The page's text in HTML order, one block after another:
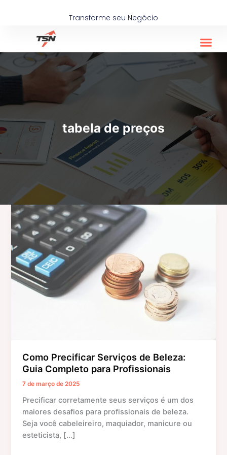
Transforme seu Negócio
tabela de preços
Como Precificar Serviços de Beleza:
Guia Completo para Profissionais
7 de março de 2025
Precificar corretamente seus serviços é um dos
maiores desafios para profissionais de beleza.
Seja você cabeleireiro, maquiador, manicure ou
esteticista, […]
Como
Precificar
Serviços
de
Beleza:
Guia
Completo
para